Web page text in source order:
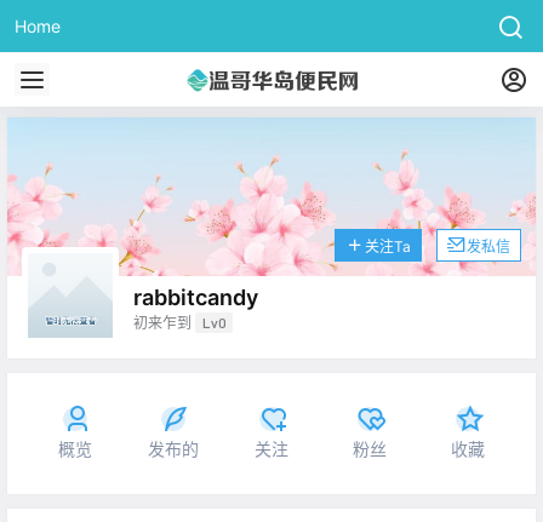
Home
rabbitcandy
初来乍到 Lv0
关注Ta 发私信
概览 发布的 关注 粉丝 收藏